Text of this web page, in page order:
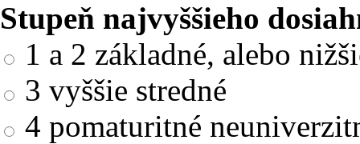
Stupeň najvyššieho
1 a 2 základné, alebo
3 vyššie stredné
4 pomaturitné